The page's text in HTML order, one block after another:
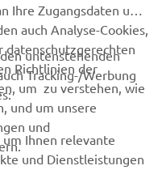
Ihre Zugangsdaten und
auch Analyse-Cookies,
Richtlinien der
um zu verstehen, wie
und um unsere
und
untenstehenden
Tracking-/Werbung
Ihnen relevante
und Dienstleistungen